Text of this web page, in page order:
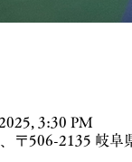
3:30 PM
〒506-2135 岐阜